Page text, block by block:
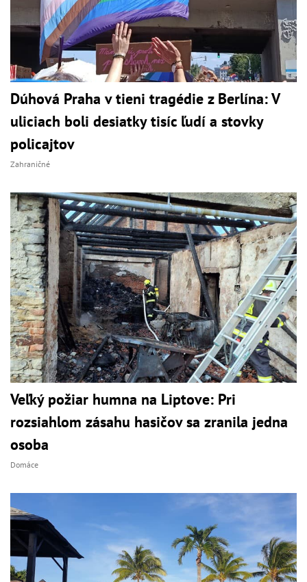
Dúhová Praha v tieni tragédie z Berlína: V
uliciach boli desiatky tisíc ľudí a stovky
policajtov
Zahraničné
Veľký požiar humna na Liptove: Pri
rozsiahlom zásahu hasičov sa zranila jedna
osoba
Domáce